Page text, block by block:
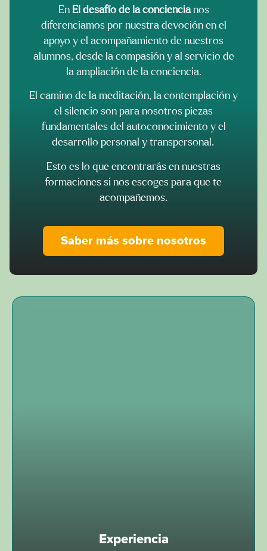
En El desafío de la conciencianos
diferenciamos por nuestra devoción en el
apoyo y el acompañamiento de nuestros
alumnos, desde la compasión y al servicio de
la ampliación de la conciencia.
El camino de la meditación, la contemplación y
el silencio son para nosotros piezas
fundamentales del autoconocimiento y el
desarrollo personal y transpersonal.
Esto es lo que encontrarás en nuestras
formaciones si nos escoges para que te
acompañemos.
Saber más sobre nosotros
Experiencia